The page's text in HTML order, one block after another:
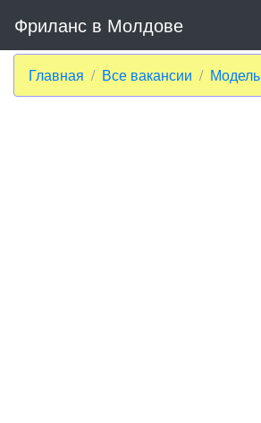
Фриланс в Молдове
Главная Все вакансии Модель